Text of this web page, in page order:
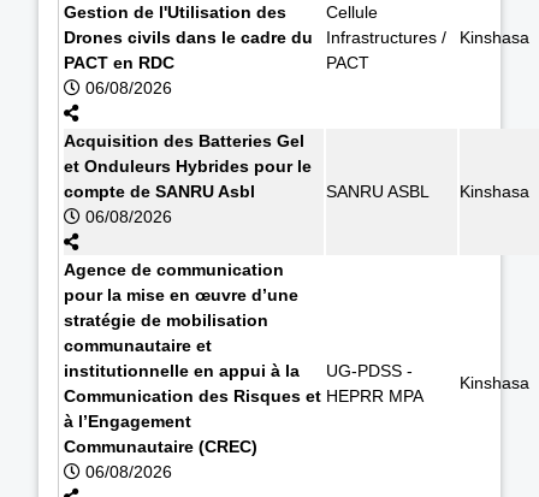
Gestion de l'Utilisation des
Drones civils dans le cadre du
PACT en RDC
06/08/2026
Cellule
Infrastructures /
PACT
Kinshasa
Acquisition des Batteries Gel
et Onduleurs Hybrides pour le
compte de SANRU Asbl
06/08/2026
SANRU ASBL Kinshasa
Agence de communication
pour la mise en œuvre d’une
stratégie de mobilisation
communautaire et
institutionnelle en appui à la
Communication des Risques et
à l’Engagement
Communautaire (CREC)
06/08/2026
UG-PDSS -
HEPRR MPA
Kinshasa